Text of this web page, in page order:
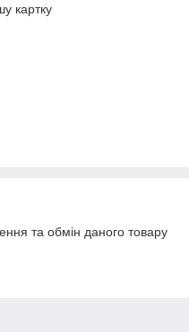
картку
та обмін даного товару